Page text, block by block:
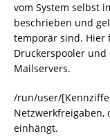
vom System selbst
beschrieben und
temporär sind. Hier
Druckerspooler
Mailservers.
/run/user/
Netzwerkfreigaben,
einhängt.